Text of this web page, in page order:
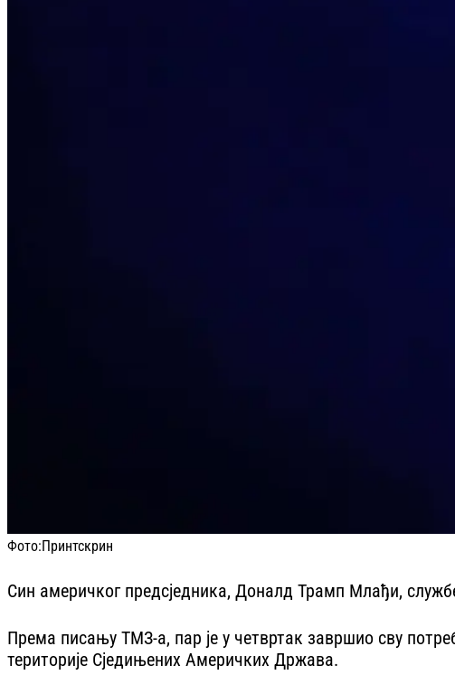
Фото:Принтскрин
Син америчког предсједника, Доналд Трамп Млађи,
Према писању ТМЗ-а, пар је у четвртак завршио сву
територије Сједињених Америчких Држава.